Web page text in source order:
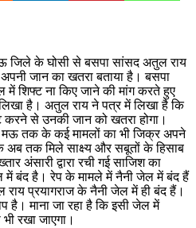
जिले के घोसी से बसपा सांसद अतुल राय
जान का खतरा बताया है। बसपा
शिफ्ट ना क‍िए जाने की मांग करते हुए
है। अतुल राय ने पत्र में लिखा है कि
करने से उनकी जान को खतरा होगा।
मऊ तक के कई मामलों का भी जिक्र अपने
अब तक मिले साक्ष्य और सबूतों के हिसाब
अंसारी द्वारा रची गई साजिश का
में बंद है। रेप के मामले में नैनी जेल में बंद हैं
प्रयागराज के नैनी जेल में ही बंद हैं।
है। माना जा रहा है कि इसी जेल में
रखा जाएगा।